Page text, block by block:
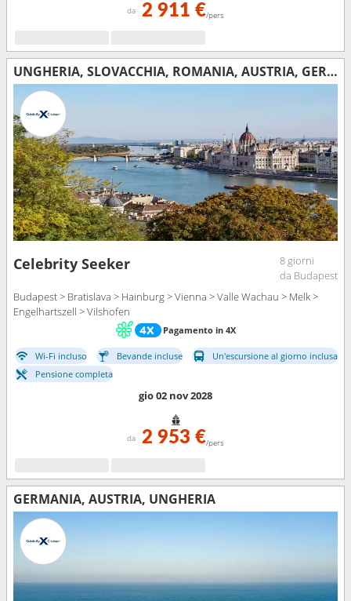
da 2 911 €/pers
UNGHERIA, SLOVACCHIA, ROMANIA, AUSTRIA, GERMANIA
Celebrity Seeker
8 giorni
da Budapest
Budapest > Bratislava > Hainburg > Vienna > Valle Wachau > Melk >
Engelhartszell > Vilshofen
Pagamento in 4X
Wi-Fi incluso Bevande incluse
Un'escursione al giorno inclusa
Pensione completa
gio 02 nov 2028
da 2 953 €/pers
GERMANIA, AUSTRIA, UNGHERIA